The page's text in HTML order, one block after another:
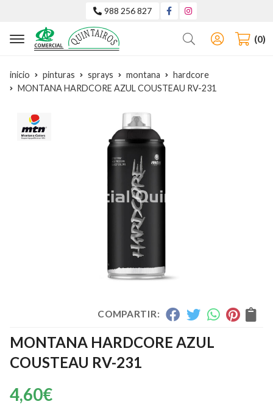
988 256 827
Buscar 0
inicio pinturas sprays montana
hardcore
MONTANA HARDCORE AZUL COUSTEAU RV-231
COMPARTIR:
MONTANA HARDCORE AZUL
COUSTEAU RV-231
4,60€